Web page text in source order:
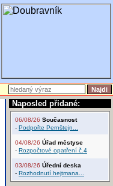
Naposled přidané:
06/08/26 Současnost
- Podpořte Pernštejn...
04/08/26 Úřad městyse
- Rozpočtové opatření č.4
03/08/26 Úřední deska
- Rozhodnutí hejtmana...